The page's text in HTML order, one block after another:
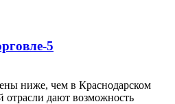
5
ниже, чем в Краснодарском
дают возможность